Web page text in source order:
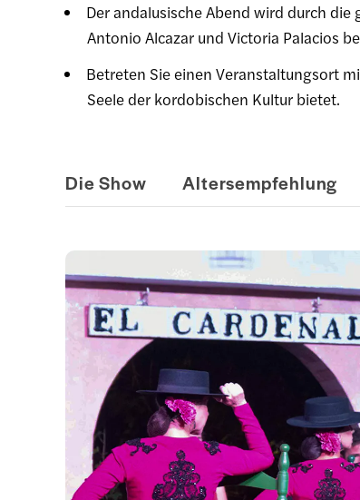
Der andalusische Abend wird durch
Antonio Alcazar und Victoria Palacios
Betreten Sie einen Veranstaltungsort
Seele der kordobischen Kultur bietet.
Die Show Altersempfehlung